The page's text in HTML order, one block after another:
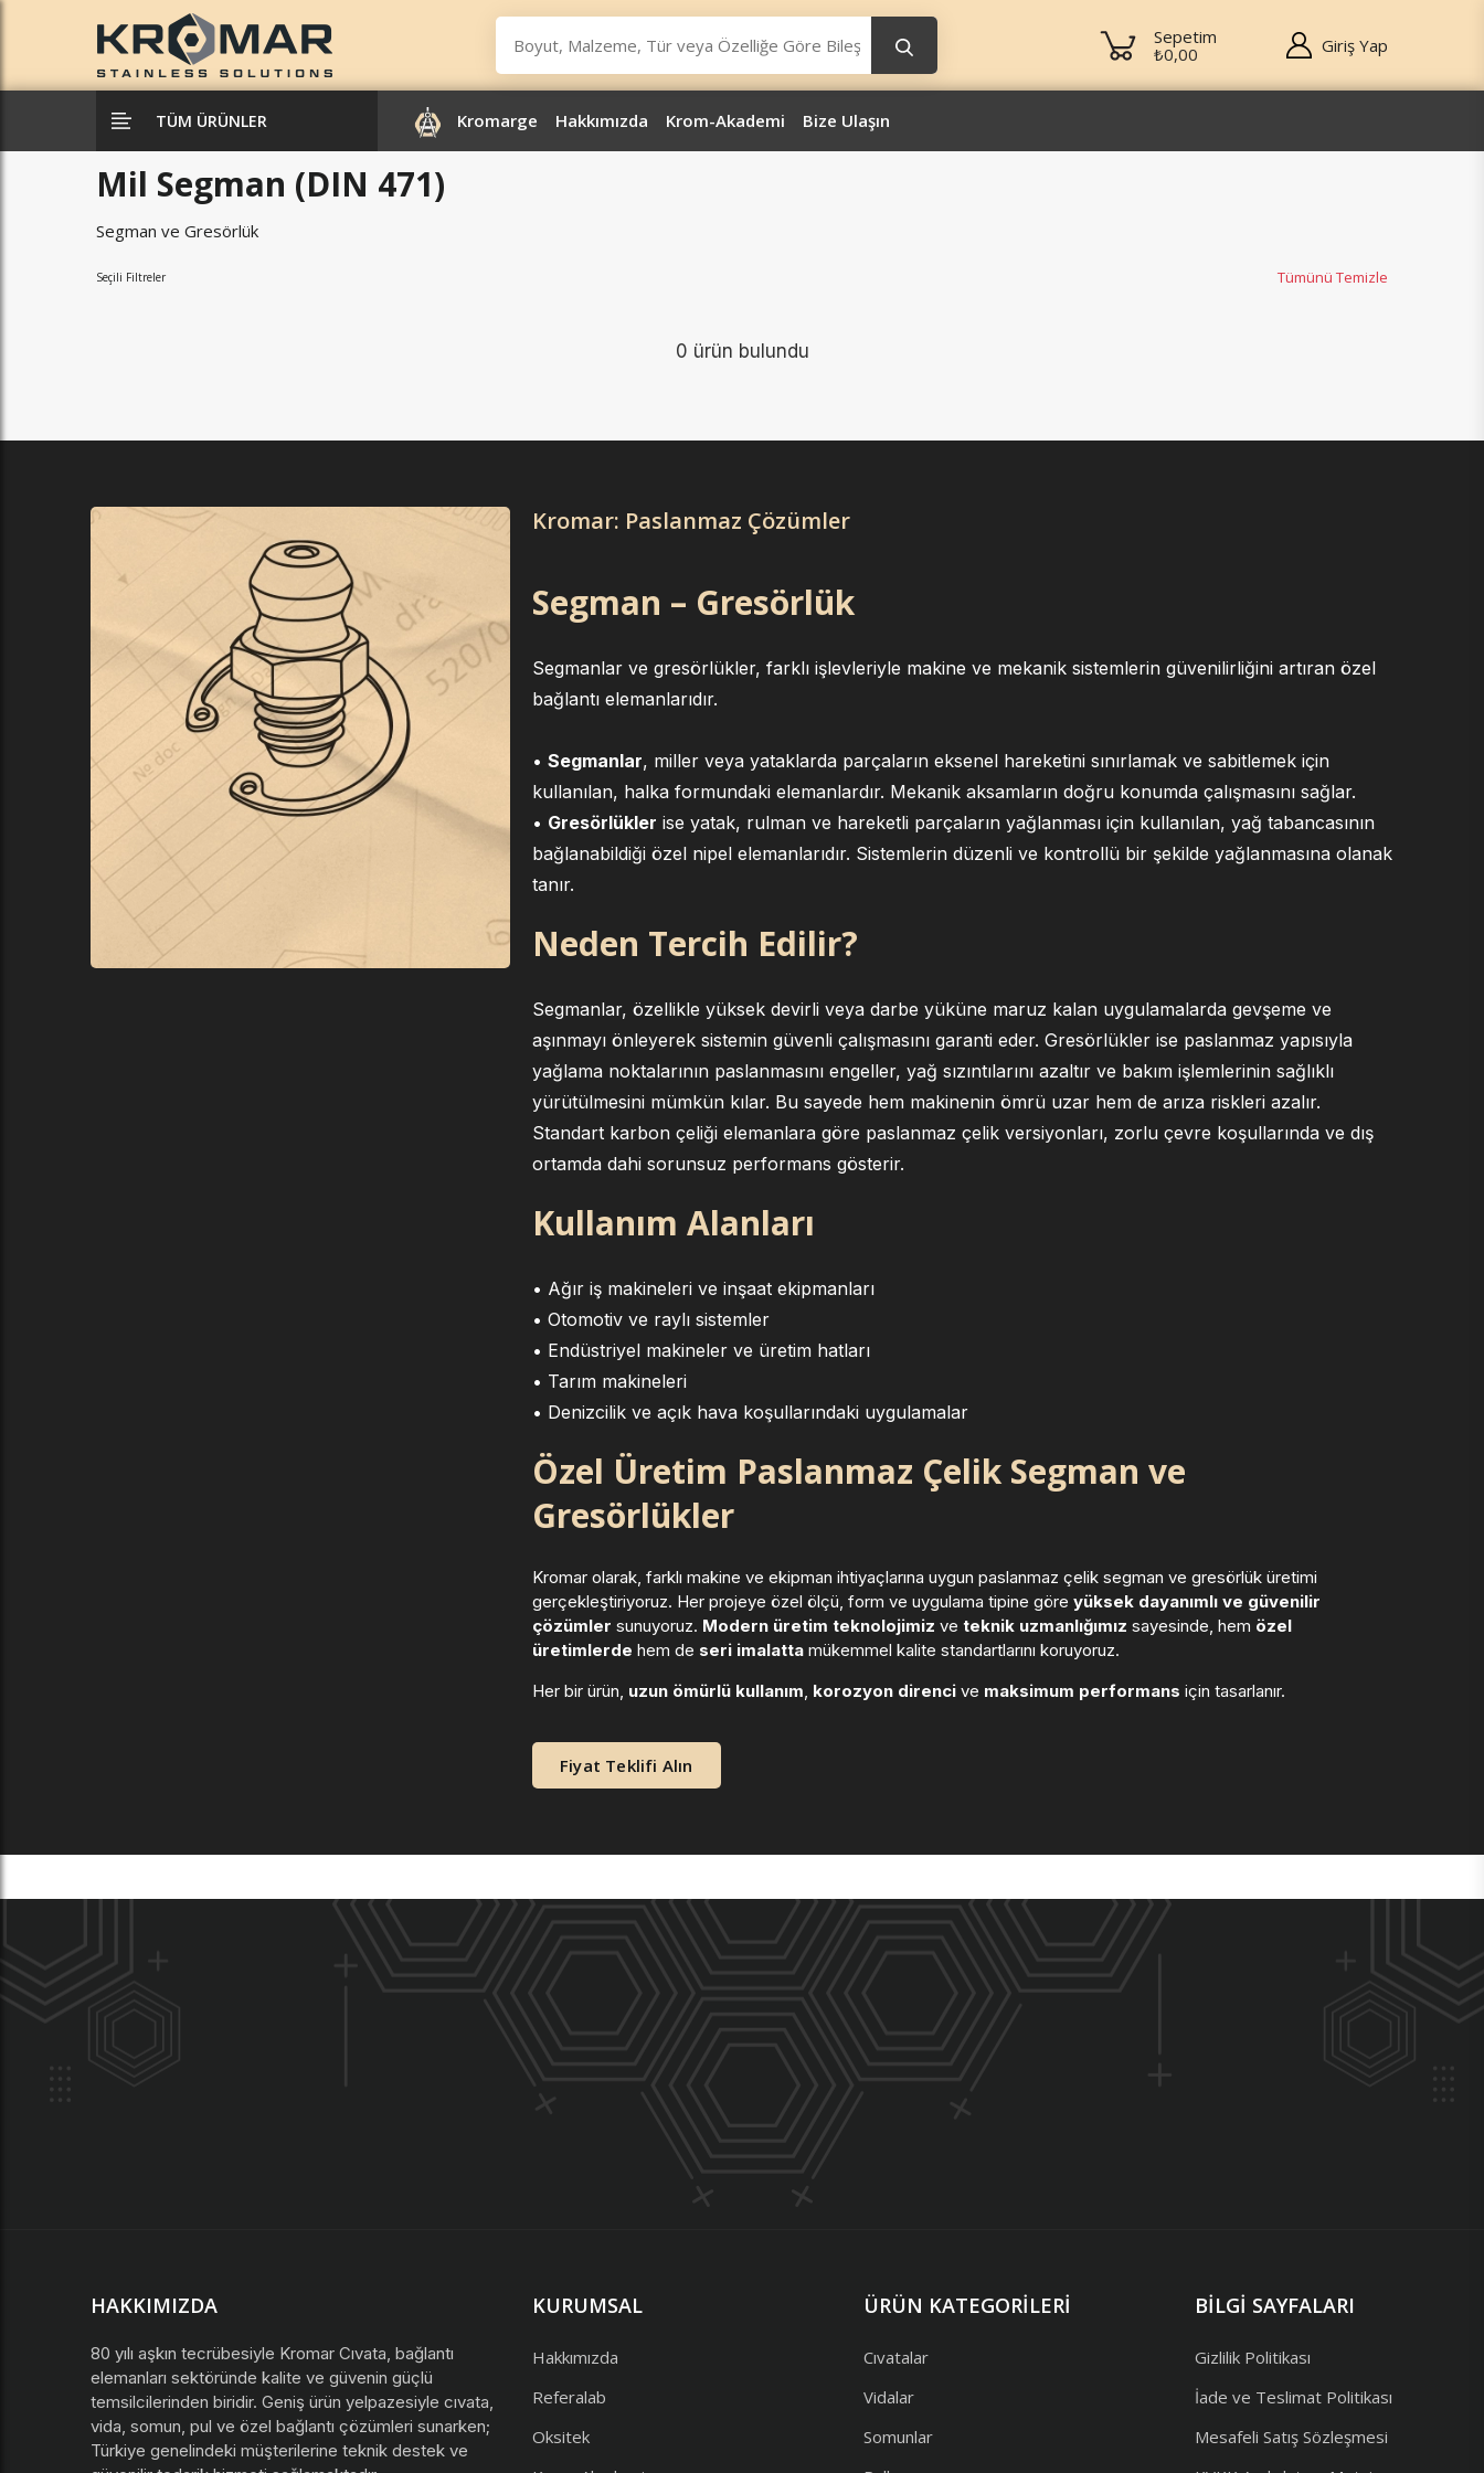
Sepetim
₺0,00
Giriş Yap
TÜM ÜRÜNLER Kromarge Hakkımızda Krom-Akademi Bize Ulaşın
Mil Segman (DIN 471)
Segman ve Gresörlük
Seçili Filtreler Tümünü Temizle
0 ürün bulundu
Kromar: Paslanmaz Çözümler
Segman – Gresörlük
Segmanlar ve gresörlükler, farklı işlevleriyle makine ve mekanik sistemlerin güvenilirliğini artıran özel
bağlantı elemanlarıdır.
• Segmanlar, miller veya yataklarda parçaların eksenel hareketini sınırlamak ve sabitlemek için
kullanılan, halka formundaki elemanlardır. Mekanik aksamların doğru konumda çalışmasını sağlar.
• Gresörlükler ise yatak, rulman ve hareketli parçaların yağlanması için kullanılan, yağ tabancasının
bağlanabildiği özel nipel elemanlarıdır. Sistemlerin düzenli ve kontrollü bir şekilde yağlanmasına olanak
tanır.
Neden Tercih Edilir?
Segmanlar, özellikle yüksek devirli veya darbe yüküne maruz kalan uygulamalarda gevşeme ve
aşınmayı önleyerek sistemin güvenli çalışmasını garanti eder. Gresörlükler ise paslanmaz yapısıyla
yağlama noktalarının paslanmasını engeller, yağ sızıntılarını azaltır ve bakım işlemlerinin sağlıklı
yürütülmesini mümkün kılar. Bu sayede hem makinenin ömrü uzar hem de arıza riskleri azalır.
Standart karbon çeliği elemanlara göre paslanmaz çelik versiyonları, zorlu çevre koşullarında ve dış
ortamda dahi sorunsuz performans gösterir.
Kullanım Alanları
• Ağır iş makineleri ve inşaat ekipmanları
• Otomotiv ve raylı sistemler
• Endüstriyel makineler ve üretim hatları
• Tarım makineleri
• Denizcilik ve açık hava koşullarındaki uygulamalar
Özel Üretim Paslanmaz Çelik Segman ve
Gresörlükler
Kromar olarak, farklı makine ve ekipman ihtiyaçlarına uygun paslanmaz çelik segman ve gresörlük üretimi
gerçekleştiriyoruz. Her projeye özel ölçü, form ve uygulama tipine göre yüksek dayanımlı ve güvenilir
çözümler sunuyoruz. Modern üretim teknolojimiz ve teknik uzmanlığımız sayesinde, hem özel
üretimlerde hem de seri imalatta mükemmel kalite standartlarını koruyoruz.
Her bir ürün, uzun ömürlü kullanım, korozyon direnci ve maksimum performans için tasarlanır.
Fiyat Teklifi Alın
HAKKIMIZDA
80 yılı aşkın tecrübesiyle Kromar Cıvata, bağlantı
elemanları sektöründe kalite ve güvenin güçlü
temsilcilerinden biridir. Geniş ürün yelpazesiyle cıvata,
vida, somun, pul ve özel bağlantı çözümleri sunarken;
Türkiye genelindeki müşterilerine teknik destek ve
KURUMSAL
Hakkımızda
Referalab
Oksitek
ÜRÜN KATEGORILERI
Cıvatalar
Vidalar
Somunlar
BILGI SAYFALARI
Gizlilik Politikası
İade ve Teslimat Politikası
Mesafeli Satış Sözleşmesi